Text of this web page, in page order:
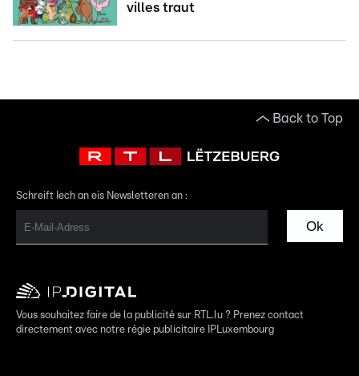
villes traut
Back to Top
Schreift Iech an eis Newsletteren an :
Ok
Vous souhaitez faire de la publicité sur RTL.lu ? Prenez contact
directement avec notre régie publicitaire IPLuxembourg